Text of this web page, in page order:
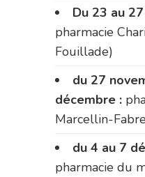
Du 23 au
pharmacie
Fouillade)
du 27
décembre :
Marcellin-
du 4 au 7
pharmacie du